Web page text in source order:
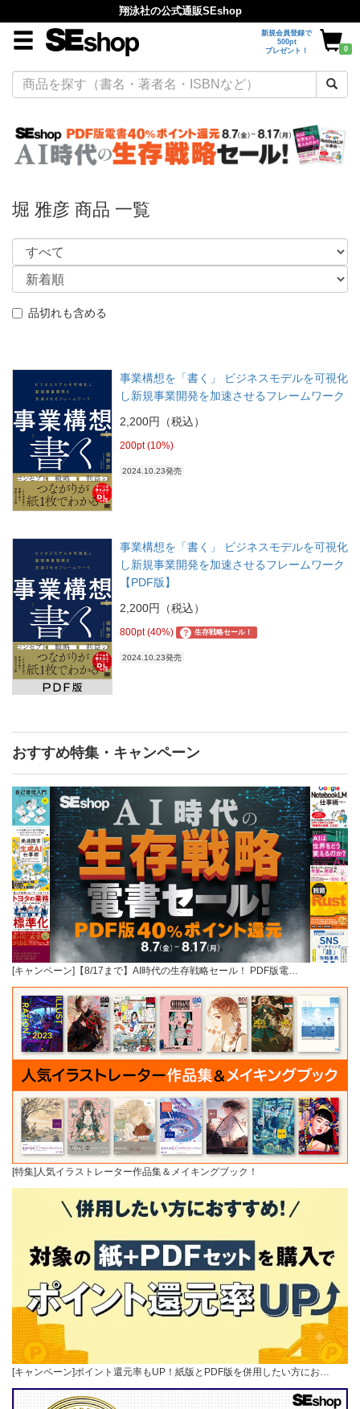
翔泳社の公式通販SEshop
新規会員登録で
500pt
プレゼント！
0
堀 雅彦 商品 一覧
品切れも含める
事業構想を「書く」 ビジネスモデルを可視化
し新規事業開発を加速させるフレームワーク
2,200円（税込）
200pt (10%)
2024.10.23発売
事業構想を「書く」 ビジネスモデルを可視化
し新規事業開発を加速させるフレームワーク
【PDF版】
2,200円（税込）
800pt (40%) ? 生存戦略セール！
2024.10.23発売
おすすめ特集・キャンペーン
[キャンペーン]【8/17まで】AI時代の生存戦略セール！ PDF版電…
[特集]人気イラストレーター作品集＆メイキングブック！
[キャンペーン]ポイント還元率もUP！紙版とPDF版を併用したい方にお…